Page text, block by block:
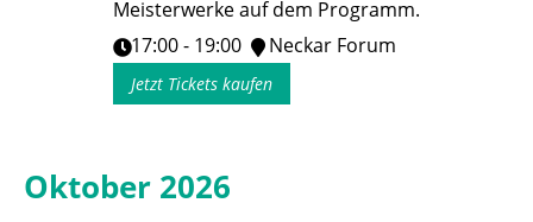
Meisterwerke auf dem Programm.
17:00 - 19:00
Neckar Forum
Jetzt Tickets kaufen
Oktober 2026